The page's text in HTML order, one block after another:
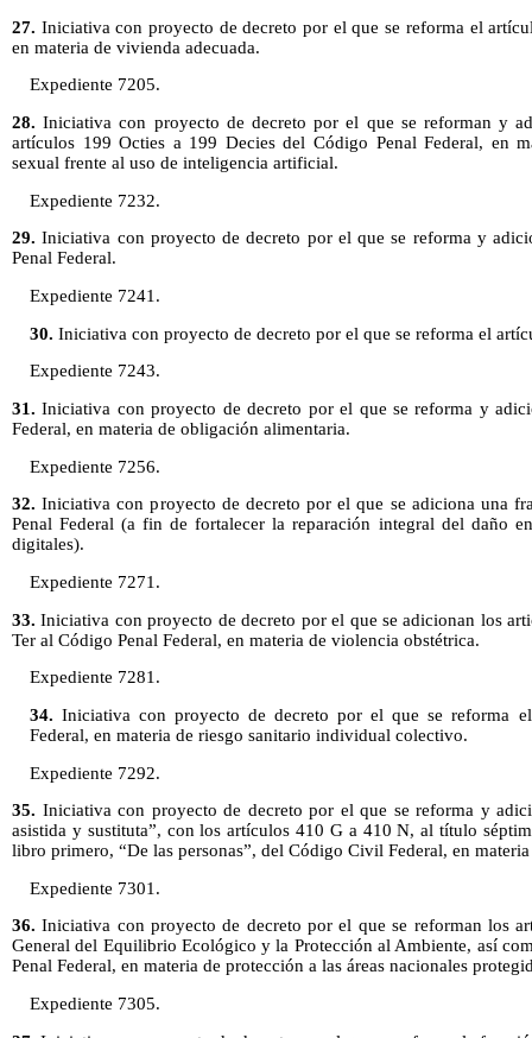
27. Iniciativa con proyecto de decreto por el que se reforma el
en materia de vivienda adecuada.
Expediente 7205.
28. Iniciativa con proyecto de decreto por el que se reforman y
artículos 199 Octies a 199 Decies del Código Penal Federal, en
sexual frente al uso de inteligencia artificial.
Expediente 7232.
29. Iniciativa con proyecto de decreto por el que se reforma y
Penal Federal.
Expediente 7241.
30. Iniciativa con proyecto de decreto por el que se reforma el
Expediente 7243.
31. Iniciativa con proyecto de decreto por el que se reforma y
Federal, en materia de obligación alimentaria.
Expediente 7256.
32. Iniciativa con proyecto de decreto por el que se adiciona una
Penal Federal (a fin de fortalecer la reparación integral del daño
digitales).
Expediente 7271.
33. Iniciativa con proyecto de decreto por el que se adicionan los
Ter al Código Penal Federal, en materia de violencia obstétrica.
Expediente 7281.
34. Iniciativa con proyecto de decreto por el que se reforma
Federal, en materia de riesgo sanitario individual colectivo.
Expediente 7292.
35. Iniciativa con proyecto de decreto por el que se reforma y
asistida y sustituta”, con los artículos 410 G a 410 N, al título
libro primero, “De las personas”, del Código Civil Federal, en
Expediente 7301.
36. Iniciativa con proyecto de decreto por el que se reforman los
General del Equilibrio Ecológico y la Protección al Ambiente, así
Penal Federal, en materia de protección a las áreas nacionales
Expediente 7305.